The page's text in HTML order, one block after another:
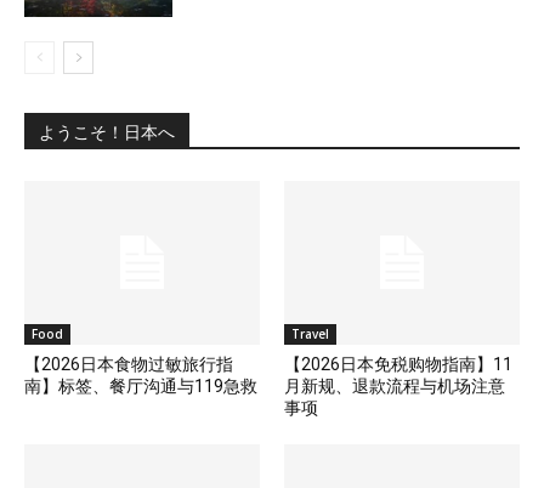
ようこそ！日本へ
Food
【2026日本食物过敏旅行指
南】标签、餐厅沟通与119急救
Travel
【2026日本免税购物指南】11
月新规、退款流程与机场注意
事项